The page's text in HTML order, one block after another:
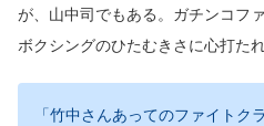
が、山中司でもある。ガチンコフ
ボクシングのひたむきさに心打た
「竹中さんあってのファイトク